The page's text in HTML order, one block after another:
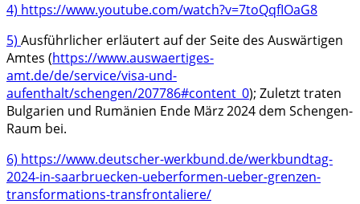
4) https://www.youtube.com/watch?v=7toQqfIOaG8
5) Ausführlicher erläutert auf der Seite des Auswärtigen
Amtes (https://www.auswaertiges-
amt.de/de/service/visa-und-
aufenthalt/schengen/207786#content_0); Zuletzt traten
Bulgarien und Rumänien Ende März 2024 dem Schengen-
Raum bei.
6) https://www.deutscher-werkbund.de/werkbundtag-
2024-in-saarbruecken-ueberformen-ueber-grenzen-
transformations-transfrontaliere/